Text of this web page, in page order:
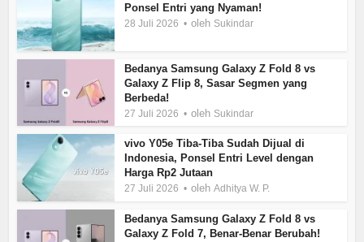
Ponsel Entri yang Nyaman!
28 Juli 2026 oleh Sukindar
Bedanya Samsung Galaxy Z Fold 8 vs
Galaxy Z Flip 8, Sasar Segmen yang
Berbeda!
27 Juli 2026 oleh Sukindar
vivo Y05e Tiba-Tiba Sudah Dijual di
Indonesia, Ponsel Entri Level dengan
Harga Rp2 Jutaan
27 Juli 2026 olehAdhitya W. P.
Bedanya Samsung Galaxy Z Fold 8 vs
Galaxy Z Fold 7, Benar-Benar Berubah!